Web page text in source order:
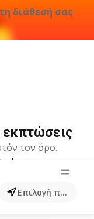
διάθεσή σας
προϊόντων...
Επιλογή πόλης
εκπτώσεις
τον όρο.
να